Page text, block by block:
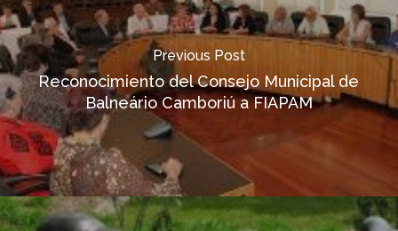
Previous Post
Reconocimiento del Consejo Municipal de
Balneário Camboriú a FIAPAM